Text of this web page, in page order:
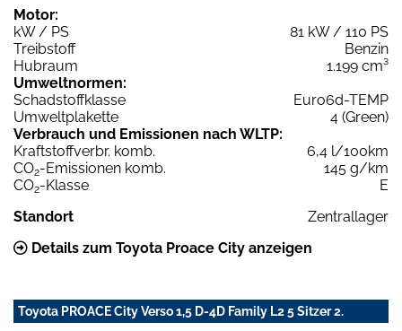
Motor:
kW / PS
81 kW / 110 PS
Treibstoff
Benzin
Hubraum
1.199 cm³
Umweltnormen:
Schadstoffklasse
Euro6d-TEMP
Umweltplakette
4 (Green)
Verbrauch und Emissionen nach WLTP:
Kraftstoffverbr. komb.
6,4 l/100km
CO2-Emissionen komb.
145 g/km
CO2-Klasse
E
Standort
Zentrallager
Details zum Toyota Proace City anzeigen
Toyota PROACE City Verso 1,5 D-4D Family L2 5 Sitzer 2.